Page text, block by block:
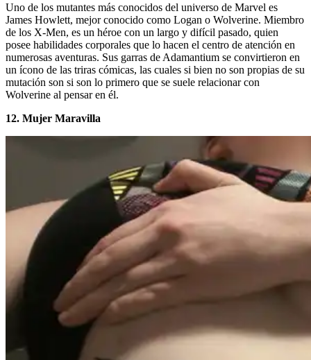
Uno de los mutantes más conocidos del universo de Marvel es
James Howlett, mejor conocido como Logan o Wolverine. Miembro
de los X-Men, es un héroe con un largo y difícil pasado, quien
posee habilidades corporales que lo hacen el centro de atención en
numerosas aventuras. Sus garras de Adamantium se convirtieron en
un ícono de las triras cómicas, las cuales si bien no son propias de su
mutación son si son lo primero que se suele relacionar con
Wolverine al pensar en él.
12. Mujer Maravilla